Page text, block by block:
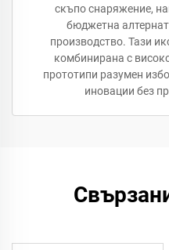
скъпо снаряжение,
бюджетна
производство. Тази
комбинирана с
прототипи разумен
иновации без